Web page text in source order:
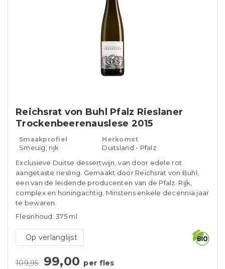
Reichsrat von Buhl Pfalz Rieslaner
Trockenbeerenauslese 2015
Smaakprofiel
Smeuïg, rijk
Herkomst
Duitsland - Pfalz
Exclusieve Duitse dessertwijn, van door edele rot
aangetaste riesling. Gemaakt door Reichsrat von Buhl,
een van de leidende producenten van de Pfalz. Rijk,
complex en honingachtig. Minstens enkele decennia jaar
te bewaren.
Flesinhoud: 375 ml
Op verlanglijst
109,95 99,00 per fles